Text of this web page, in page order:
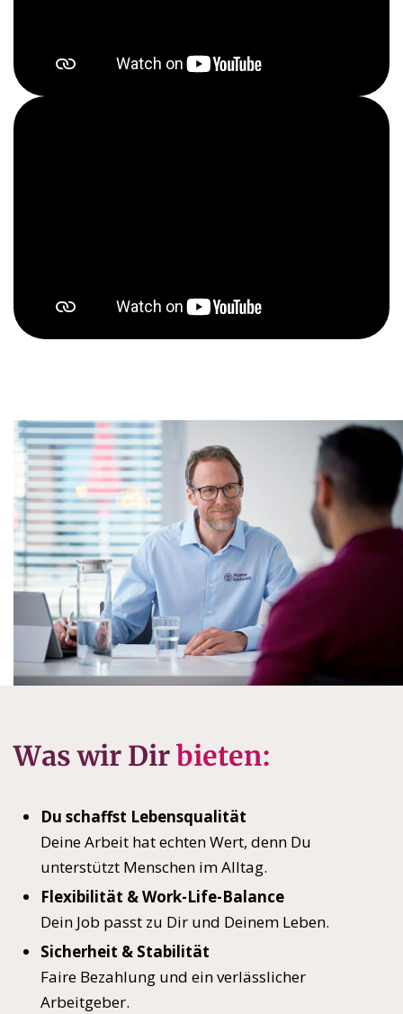
Was wir Dirbieten:
Du schaffst Lebensqualität
Deine Arbeit hat echten Wert, denn Du
unterstützt Menschen im Alltag.
Flexibilität & Work-Life-Balance
Dein Job passt zu Dir und Deinem Leben.
Sicherheit & Stabilität
Faire Bezahlung und ein verlässlicher
Arbeitgeber.